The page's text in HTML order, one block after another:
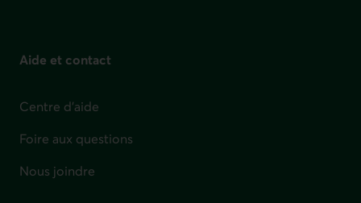
Aide et contact
Centre d'aide
Foire aux questions
Nous joindre